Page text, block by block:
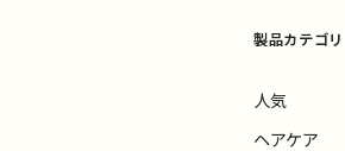
製品カテゴリ
人気
ヘアケア